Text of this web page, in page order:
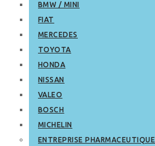
BMW / MINI
FIAT
MERCEDES
TOYOTA
HONDA
NISSAN
VALEO
BOSCH
MICHELIN
ENTREPRISE PHARMACEUTIQUE